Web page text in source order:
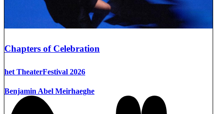
Chapters of Celebration
het TheaterFestival 2026
Benjamin Abel Meirhaeghe